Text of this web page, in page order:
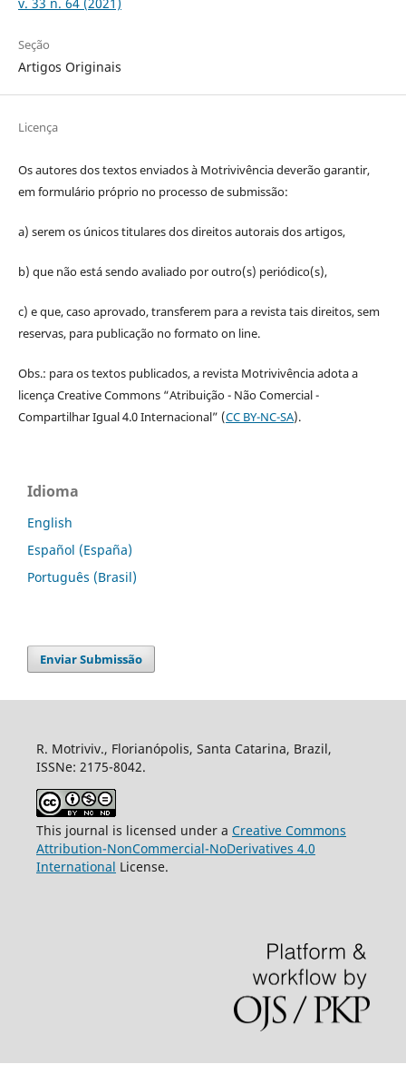
Seção
Artigos Originais
Licença
Os autores dos textos enviados à Motrivivência deverão garantir,
em formulário próprio no processo de submissão:
a) serem os únicos titulares dos direitos autorais dos artigos,
b) que não está sendo avaliado por outro(s) periódico(s),
c) e que, caso aprovado, transferem para a revista tais direitos, sem
reservas, para publicação no formato on line.
Obs.: para os textos publicados, a revista Motrivivência adota a
licença Creative Commons “Atribuição - Não Comercial -
Compartilhar Igual 4.0 Internacional” (CC BY-NC-SA).
Idioma
English
Español (España)
Português (Brasil)
Enviar Submissão
R. Motriviv., Florianópolis, Santa Catarina, Brazil,
ISSNe: 2175-8042.
This journal is licensed under a Creative Commons
Attribution-NonCommercial-NoDerivatives 4.0
International License.